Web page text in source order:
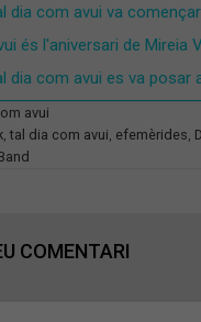
dia com avui va
és l'aniversari de Mireia
dia com avui es va posar
avui
,tal dia com avui efemèrides
COMENTARI